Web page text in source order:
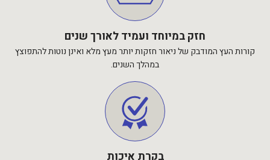
חזק במיוחד ועמיד לאורך שנים
קורות העץ המודבק של ניאור חזקות יותר מעץ מלא ואינן נוטות להתפוצץ
במהלך השנים.
בקרת איכות